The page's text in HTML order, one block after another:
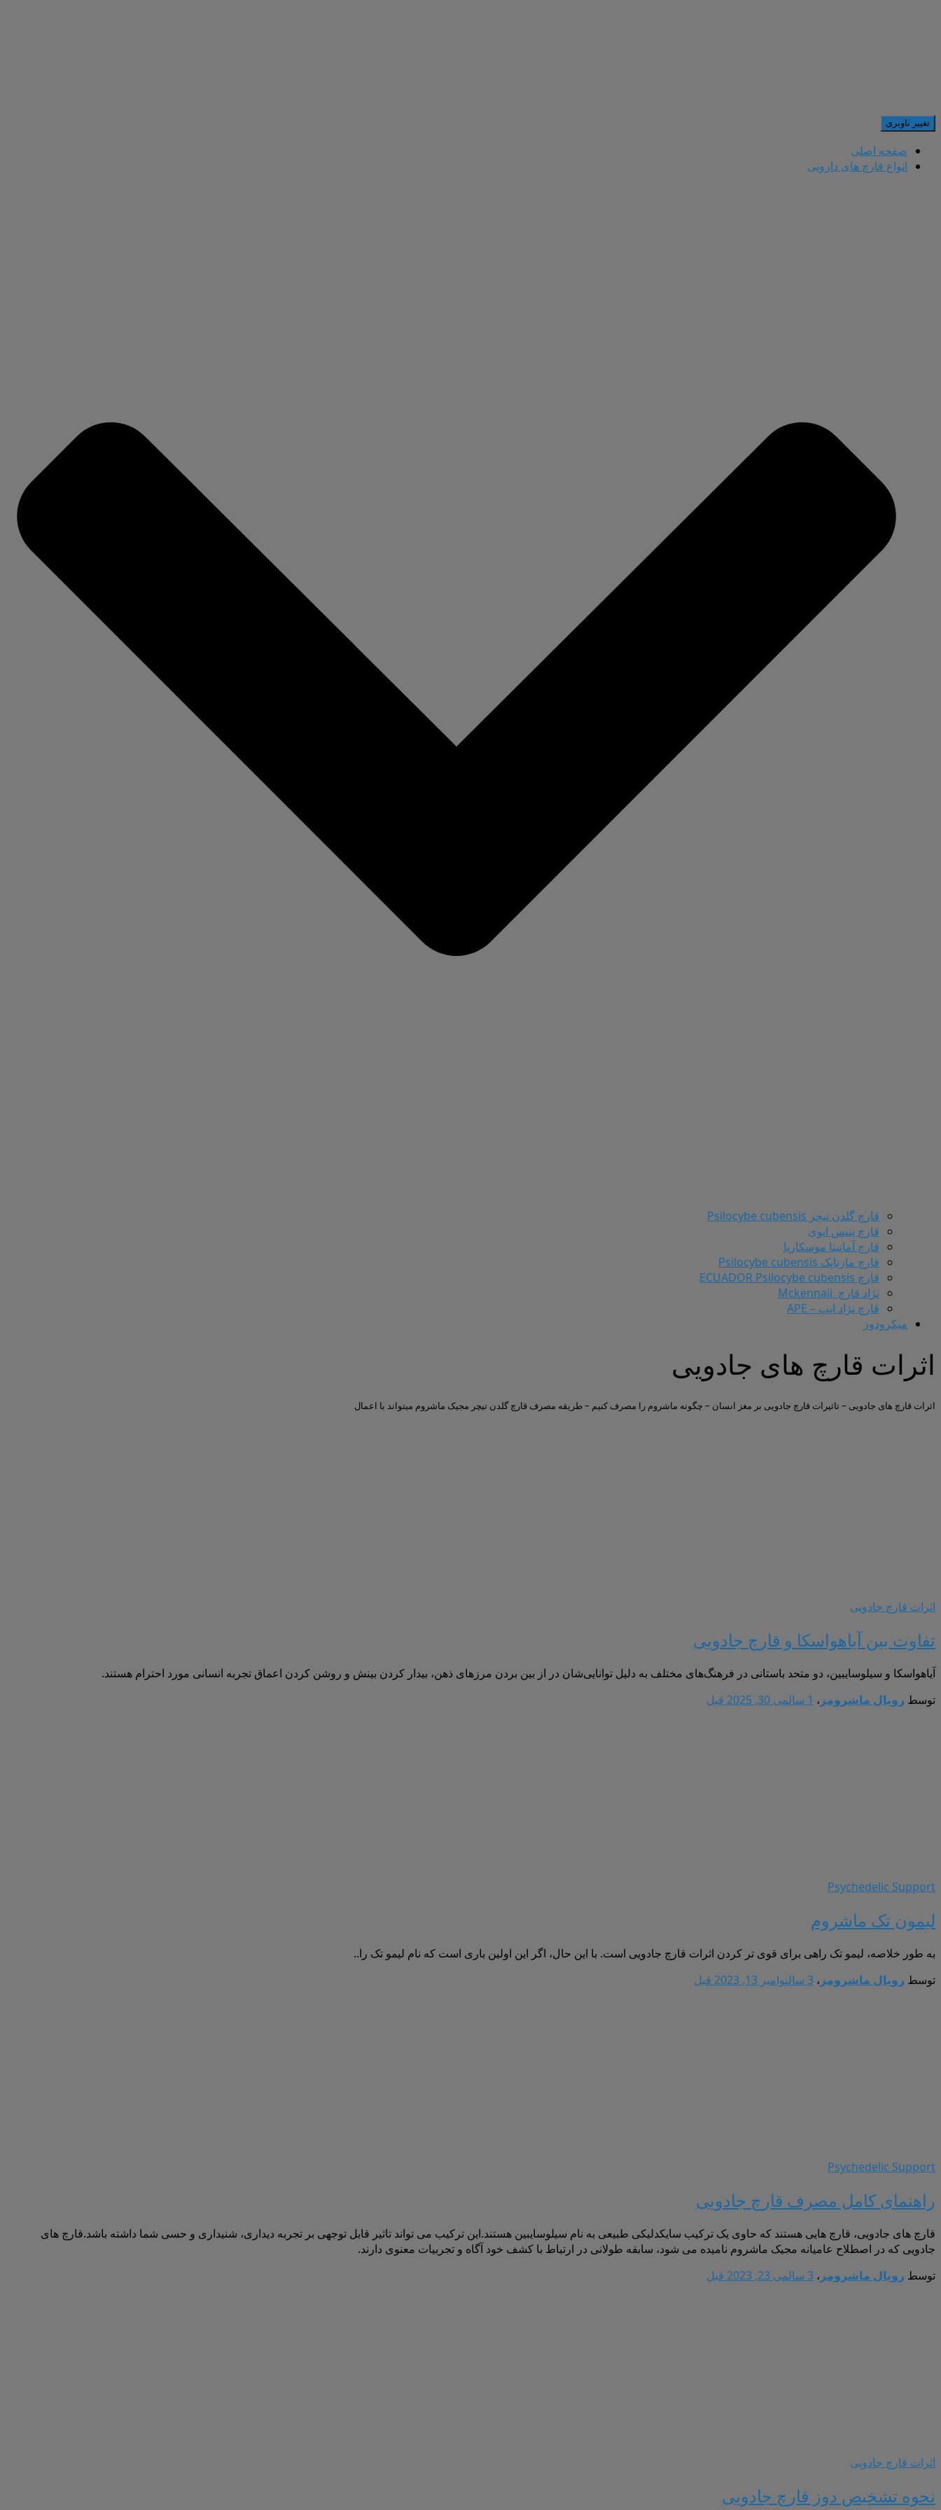
تغییر ناوبری
صفحه اصلی
انواع قارچ های دارویی
قارچ گلدن تیچر Psilocybe cubensis
قارچ پنیس انوی
قارچ آمانیتا موسکاریا
قارچ مازتاپک Psilocybe cubensis
قارچ ECUADOR Psilocybe cubensis
نژاد قارچ Mckennaii
قارچ نژاد ایپ – APE
میکرودوز
اثرات قارچ های جادویی
اثرات قارچ های جادویی – تاثیرات قارچ جادویی بر مغز انسان – چگونه ماشروم را مصرف کنیم – طریقه مصرف قارچ گلدن تیچر مجیک ماشروم میتواند با اعمال
اثرات قارچ جادویی
تفاوت بین آیاهواسکا و قارچ جادویی
آیاهواسکا و سیلوسایبین، دو متحد باستانی در فرهنگ‌های مختلف به دلیل توانایی‌شان در از بین بردن مرزهای ذهن، بیدار کردن بینش و روشن کردن اعماق تجربه انسانی مورد احترام هستند.
توسط رویال ماشرومز ، 1 سال می 30, 2025 قبل
Psychedelic Support
لیمون تک ماشروم
به طور خلاصه، لیمو تک راهی برای قوی تر کردن اثرات قارچ جادویی است. با این حال، اگر این اولین باری است که نام لیمو تک را..
توسط رویال ماشرومز ، 3 سال نوامبر 13, 2023 قبل
Psychedelic Support
راهنمای کامل مصرف قارچ جادویی
قارچ های جادویی، قارچ هایی هستند که حاوی یک ترکیب سایکدلیکی طبیعی به نام سیلوسایبین هستند.این ترکیب می تواند تاثیر قابل توجهی بر تجربه دیداری، شنیداری و حسی شما داشته باشد.قارچ های
جادویی که در اصطلاح عامیانه مجیک ماشروم نامیده می شود، سابقه طولانی در ارتباط با کشف خود آگاه و تجربیات معنوی دارند.
توسط رویال ماشرومز ، 3 سال می 23, 2023 قبل
اثرات قارچ جادویی
نحوه تشخیص دوز قارچ جادویی